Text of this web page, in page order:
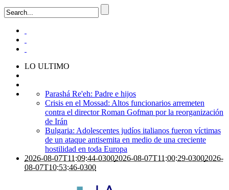
LO ULTIMO
Parashá Re'eh: Padre e hijos
Crisis en el Mossad: Altos funcionarios arremeten
contra el director Roman Gofman por la reorganización
de Irán
Bulgaria: Adolescentes judíos italianos fueron víctimas
de un ataque antisemita en medio de una creciente
hostilidad en toda Europa
2026-08-07T11:09:44-03002026-08-07T11:00:29-03002026-
08-07T10:53:46-0300